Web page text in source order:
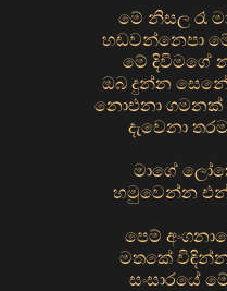
මේ නිසල රෑ
හඬවන්නෙපා
මේ දිවිමගේ
ඔබ දුන්න⁣
නොඑනා ගමනක්
දැවෙනා
මාගේ
හමුවෙන්න
පෙම්
මතකේ
සංසාරයේ